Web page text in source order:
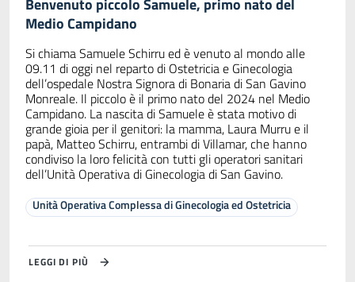
Medio Campidano
Si chiama Samuele Schirru ed è venuto al mondo alle
09.11 di oggi nel reparto di Ostetricia e Ginecologia
dell’ospedale Nostra Signora di Bonaria di San Gavino
Monreale. Il piccolo è il primo nato del 2024 nel Medio
Campidano. La nascita di Samuele è stata motivo di
grande gioia per il genitori: la mamma, Laura Murru e il
papà, Matteo Schirru, entrambi di Villamar, che hanno
condiviso la loro felicità con tutti gli operatori sanitari
dell’Unità Operativa di Ginecologia di San Gavino.
Unità Operativa Complessa di Ginecologia ed Ostetricia
LEGGI DI PIÙ